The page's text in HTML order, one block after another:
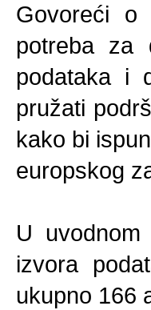
Govoreći o
potreba za
podataka i
pružati
kako bi
europskog
U
izvora
ukupno 166